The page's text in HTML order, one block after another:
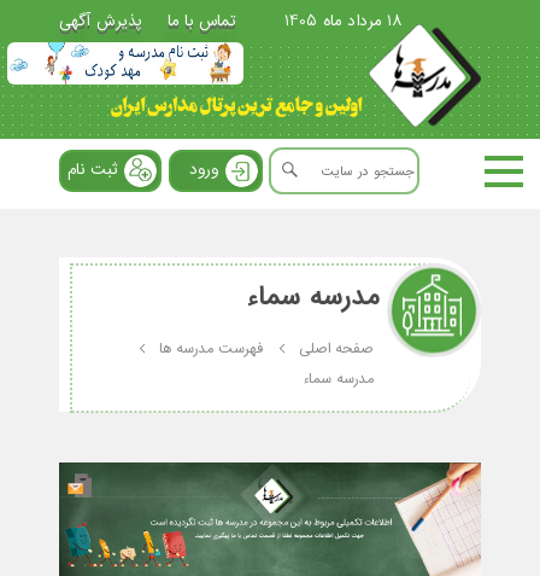
18 مرداد ماه 1405 تماس با ما پذیرش آگهی
ورود ثبت نام
مدرسه سماء
صفحه اصلی
فهرست مدرسه ها
مدرسه سماء